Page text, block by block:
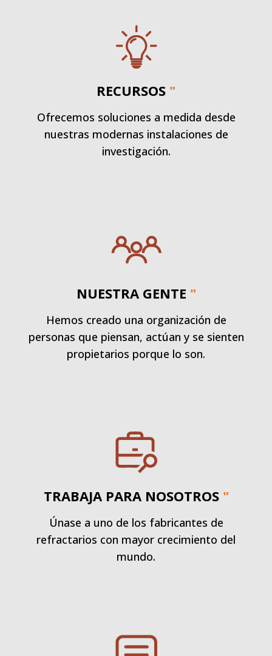
RECURSOS "
Ofrecemos soluciones a medida desde
nuestras modernas instalaciones de
investigación.
NUESTRA GENTE "
Hemos creado una organización de
personas que piensan, actúan y se sienten
propietarios porque lo son.
TRABAJA PARA NOSOTROS "
Únase a uno de los fabricantes de
refractarios con mayor crecimiento del
mundo.